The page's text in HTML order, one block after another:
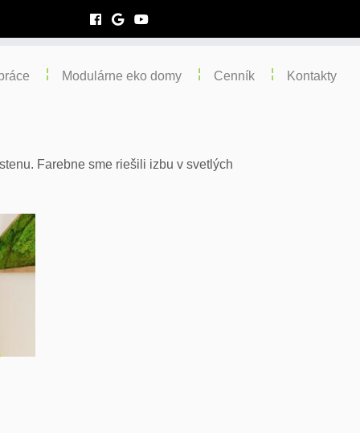
Modulárne eko domy Cenník Kontakty
Farebne sme riešili izbu v svetlých